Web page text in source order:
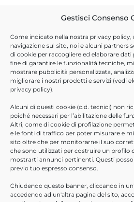
Gestisci Consenso
Come indicato nella nostra privacy policy,
navigazione sul sito, noi e alcuni partners
di cookie per raccogliere ed elaborare dati
fine di garantire le funzionalità tecniche,
mostrare pubblicità personalizzata,
migliorare i nostri prodotti e servizi (vedi
privacy policy).
Alcuni di questi cookie (c.d. tecnici) non
poiché necessari per l’abilitazione delle
Altri, come di cookie di profilazione
e le fonti di traffico per poter misurare e
sito oltre che per monitorarne il suo
che sono utilizzati per costruire un profilo
mostrarti annunci pertinenti. Questi
previo tuo espresso consenso.
Chiudendo questo banner, cliccando in
accedendo ad un'altra pagina del sito,
Gennaio 2022
Dicembre 2021
Ottobre 2021
Settembre 2021
Luglio 2021
Giugno 2021
Aprile 2021
Febbraio 2021
Novembre 2020
Ottobre 2020
Giugno 2020
Marzo 2020